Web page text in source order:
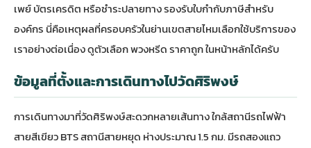
เพย์ บัตรเครดิต หรือชำระปลายทาง รองรับใบกำกับภาษีสำหรับ
องค์กร นี่คือเหตุผลที่ครอบครัวในย่านเขตสายไหมเลือกใช้บริการของ
เราอย่างต่อเนื่อง ดูตัวเลือกพวงหรีด ราคาถูกในหน้าหลักได้ครับ
ข้อมูลที่ตั้งและการเดินทางไปวัดศิริพงษ์
การเดินทางมาที่วัดศิริพงษ์สะดวกหลายเส้นทาง ใกล้สถานีรถไฟฟ้า
สายสีเขียว BTS สถานีสายหยุด ห่างประมาณ 1.5 กม. มีรถสองแถว